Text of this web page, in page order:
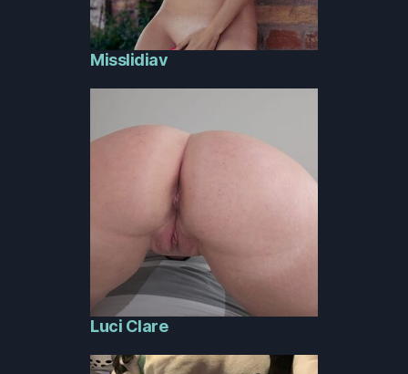
Misslidiav
Luci Clare